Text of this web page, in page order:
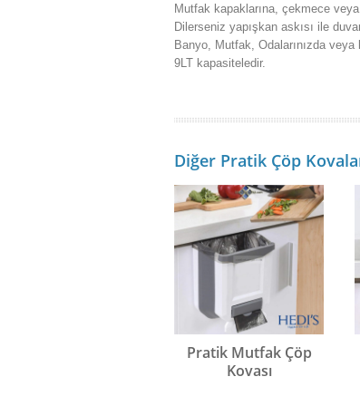
Mutfak kapaklarına, çekmece veya
Dilerseniz yapışkan askısı ile
Banyo, Mutfak, Odalarınızda
9LT kapasiteledir.
Diğer Pratik Çöp
Pratik Mutfak Çöp
Kovası